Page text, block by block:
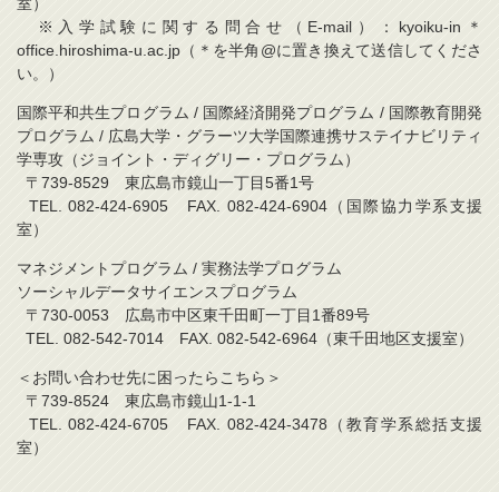
室）
※入学試験に関する問合せ（E-mail）：kyoiku-in＊
office.hiroshima-u.ac.jp（＊を半角@に置き換えて送信してくださ
い。）
国際平和共生プログラム / 国際経済開発プログラム / 国際教育開発
プログラム / 広島大学・グラーツ大学国際連携サステイナビリティ
学専攻（ジョイント・ディグリー・プログラム）
〒739-8529 東広島市鏡山一丁目5番1号
TEL. 082-424-6905 FAX. 082-424-6904（国際協力学系支援
室）
マネジメントプログラム / 実務法学プログラム
ソーシャルデータサイエンスプログラム
〒730-0053 広島市中区東千田町一丁目1番89号
TEL. 082-542-7014 FAX. 082-542-6964（東千田地区支援室）
＜お問い合わせ先に困ったらこちら＞
〒739-8524 東広島市鏡山1-1-1
TEL. 082-424-6705 FAX. 082-424-3478（教育学系総括支援
室）